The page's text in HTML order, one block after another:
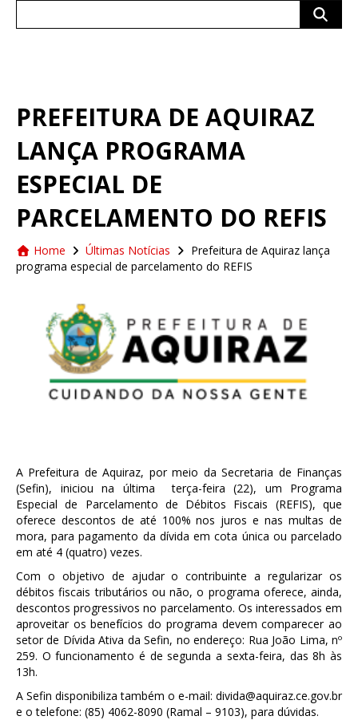
PREFEITURA DE AQUIRAZ
LANÇA PROGRAMA
ESPECIAL DE
PARCELAMENTO DO REFIS
Home Últimas Notícias
Prefeitura de Aquiraz lança
programa especial de parcelamento do REFIS
A Prefeitura de Aquiraz, por meio da Secretaria de Finanças
(Sefin), iniciou na última terça-feira (22), um Programa
Especial de Parcelamento de Débitos Fiscais (REFIS), que
oferece descontos de até 100% nos juros e nas multas de
mora, para pagamento da dívida em cota única ou parcelado
em até 4 (quatro) vezes.
Com o objetivo de ajudar o contribuinte a regularizar os
débitos fiscais tributários ou não, o programa oferece, ainda,
descontos progressivos no parcelamento. Os interessados em
aproveitar os benefícios do programa devem comparecer ao
setor de Dívida Ativa da Sefin, no endereço: Rua João Lima, nº
259. O funcionamento é de segunda a sexta-feira, das 8h às
13h.
A Sefin disponibiliza também o e-mail: divida@aquiraz.ce.gov.br
e o telefone: (85) 4062-8090 (Ramal – 9103), para dúvidas.